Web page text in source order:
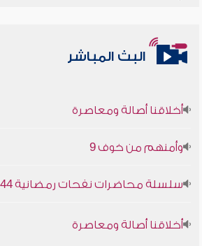
البث المباشر
أخلاقنا أصالة ومعاصرة
وأمنهم من خوف 9
أخلاقنا أصالة ومعاصرة